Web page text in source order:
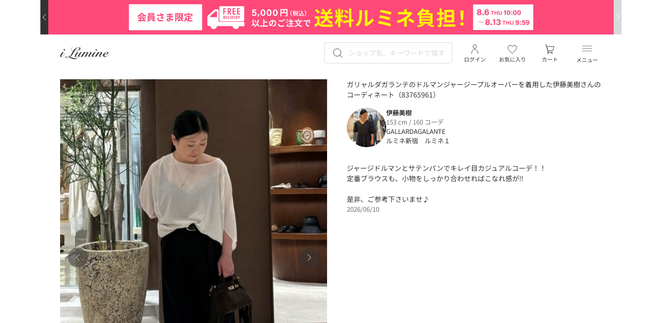
メニュー
お気に入り
ログイン カート
ガリャルダガランテのドルマンジャージープルオーバーを着用した伊藤美樹さんの
コーディネート（83765961）
伊藤美樹
153 cm / 160 コーデ
GALLARDAGALANTE
ルミネ新宿 ルミネ１
ジャージドルマンとサテンパンでキレイ目カジュアルコーデ！！
定番ブラウスも、小物をしっかり合わせればこなれ感が‼︎
是非、ご参考下さいませ♪
2026/06/10